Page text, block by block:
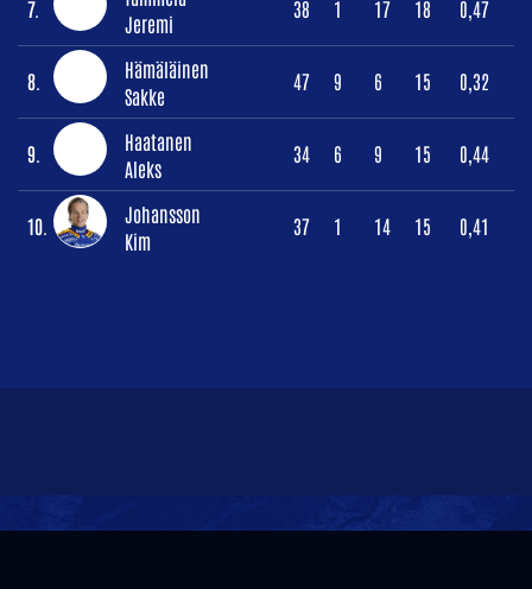
7.
Jeremi
38 1 17 18 0,47
8.
Hämäläinen
Sakke
47 9 6 15 0,32
9.
Haatanen
Aleks
34 6 9 15 0,44
10.
Johansson
Kim
37 1 14 15 0,41